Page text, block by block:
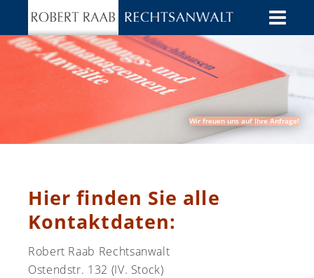
Wir freuen uns auf Ihre Anfrage!
Hier finden Sie alle
Kontaktdaten:
Robert Raab Rechtsanwalt
Ostendstr. 132 (IV. Stock)